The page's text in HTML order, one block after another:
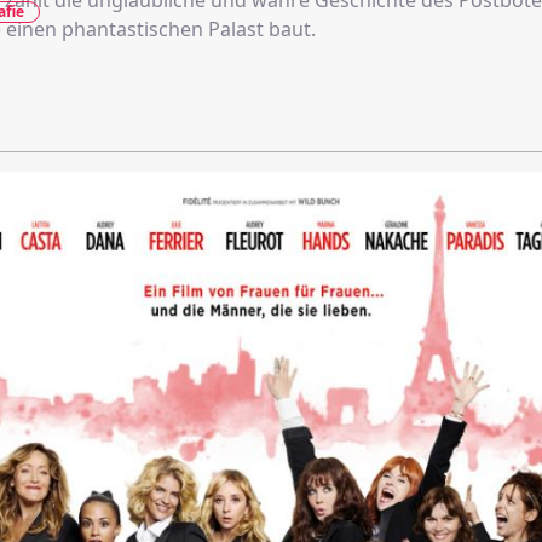
einen phantastischen Palast baut.